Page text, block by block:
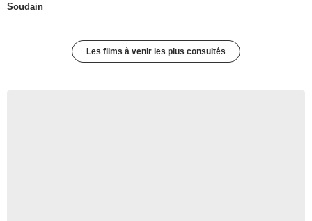
Soudain
Les films à venir les plus consultés